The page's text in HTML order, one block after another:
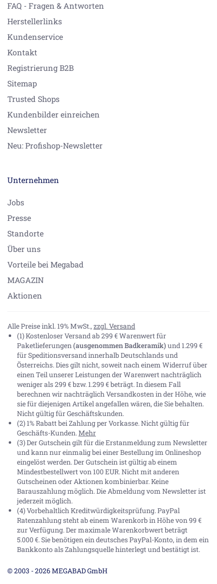
FAQ - Fragen & Antworten
Herstellerlinks
Kundenservice
Kontakt
Registrierung B2B
Sitemap
Trusted Shops
Kundenbilder einreichen
Newsletter
Neu: Profishop-Newsletter
Unternehmen
Jobs
Presse
Standorte
Über uns
Vorteile bei Megabad
MAGAZIN
Aktionen
Alle Preise inkl. 19% MwSt., zzgl. Versand
(1) Kostenloser Versand ab 299 € Warenwert für
Paketlieferungen(ausgenommen Badkeramik) und 1.299 €
für Speditionsversand innerhalb Deutschlands und
Österreichs. Dies gilt nicht, soweit nach einem Widerruf über
einen Teil unserer Leistungen der Warenwert nachträglich
weniger als 299 € bzw. 1.299 € beträgt. In diesem Fall
berechnen wir nachträglich Versandkosten in der Höhe, wie
sie für diejenigen Artikel angefallen wären, die Sie behalten.
Nicht gültig für Geschäftskunden.
(2) 1% Rabatt bei Zahlung per Vorkasse. Nicht gültig für
Geschäfts-Kunden.Mehr
(3) Der Gutschein gilt für die Erstanmeldung zum Newsletter
und kann nur einmalig bei einer Bestellung im Onlineshop
eingelöst werden. Der Gutschein ist gültig ab einem
Mindestbestellwert von 100 EUR. Nicht mit anderen
Gutscheinen oder Aktionen kombinierbar. Keine
Barauszahlung möglich. Die Abmeldung vom Newsletter ist
jederzeit möglich.
(4) Vorbehaltlich Kreditwürdigkeitsprüfung. PayPal
Ratenzahlung steht ab einem Warenkorb in Höhe von99 €
zur Verfügung. Der maximale Warenkorbwert beträgt
5.000 €. Sie benötigen ein deutsches PayPal-Konto, in dem ein
Bankkonto als Zahlungsquelle hinterlegt und bestätigt ist.
© 2003 - 2026 MEGABAD GmbH